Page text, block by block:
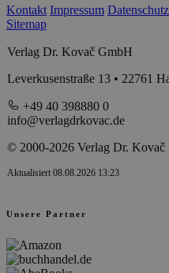
Kontakt Impressum Datenschutz
Sitemap
Verlag Dr. Kovač GmbH
Leverkusenstraße 13 • 22761
+49 40 398880 0
info@verlagdrkovac.de
© 2000-2026 Verlag Dr. Kovač
Aktualisiert 08.08.2026 13:23
Unsere Partner